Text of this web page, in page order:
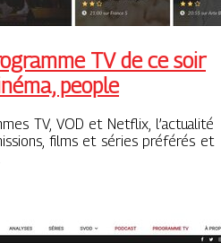
TV de ce soir
people
TV, VOD et Netflix, l’actualité
films et séries préférés et